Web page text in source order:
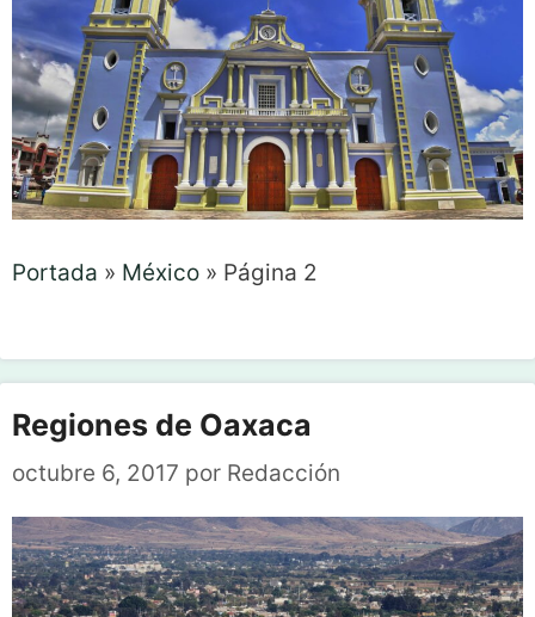
Portada » México » Página 2
Regiones de Oaxaca
octubre 6, 2017 por Redacción